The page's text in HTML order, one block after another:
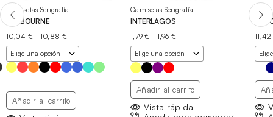
Camisetas Serigrafía
MELBOURNE
10,04 € - 10,88 €Rango
de
precios:
desde
10,04 €
10,88 €
Añadir al carrito
Camisetas Serigrafía
INTERLAGOS
1,79€ - 1,96 €
de
precios:
desde
hasta
1,96 €
Añadir al carrito
Vista rápida
11,42